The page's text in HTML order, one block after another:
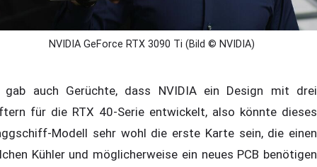
NVIDIA GeForce RTX 3090 Ti (Bild © NVIDIA)
gab auch Gerüchte, dass NVIDIA ein Design mit drei
für die RTX 40-Serie entwickelt, also könnte dieses
Modell sehr wohl die erste Karte sein, die einen
Kühler und möglicherweise ein neues PCB benötigen